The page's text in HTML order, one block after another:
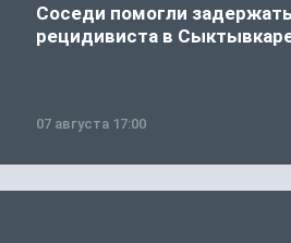
Соседи помогли
рецидивиста в
07 августа 17:00